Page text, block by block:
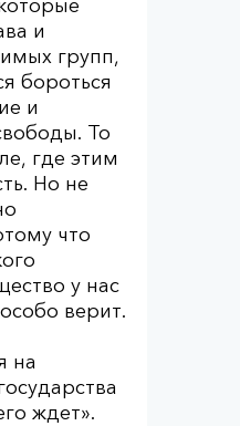
и
групп,
бороться
и
То
где этим
Но не
что
у нас
верит.
на
ждет».